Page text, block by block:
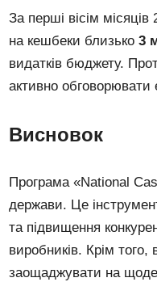
За перші вісім
на кешбеки близько3
видатків бюджету.
активно обговорювати
Висновок
Програма «National
держави. Це
та підвищення
виробників. Крім
заощаджувати на